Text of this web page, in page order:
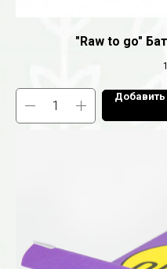
"Raw to go"
Добавить